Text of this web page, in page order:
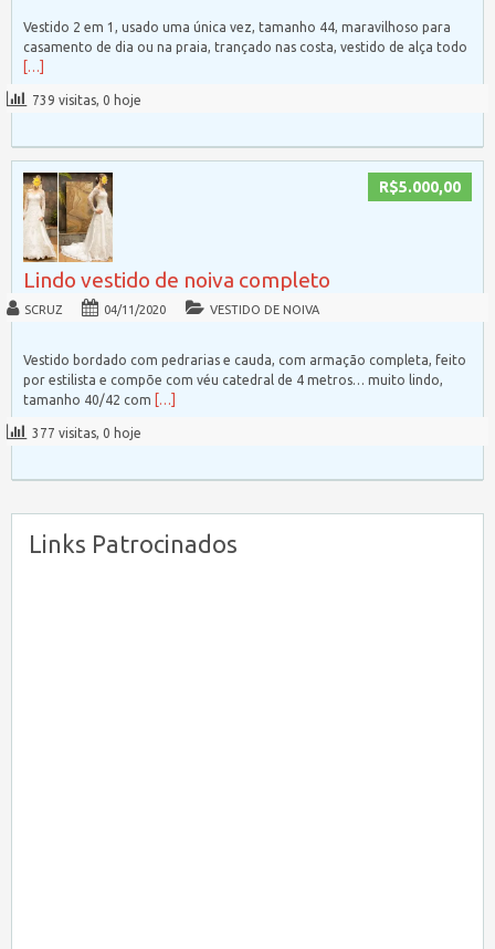
Vestido 2 em 1, usado uma única vez, tamanho 44, maravilhoso para
casamento de dia ou na praia, trançado nas costa, vestido de alça todo
[…]
739 visitas, 0 hoje
R$5.000,00
Lindo vestido de noiva completo
SCRUZ 04/11/2020 VESTIDO DE NOIVA
Vestido bordado com pedrarias e cauda, com armação completa, feito
por estilista e compõe com véu catedral de 4 metros… muito lindo,
tamanho 40/42 com
[…]
377 visitas, 0 hoje
Links Patrocinados